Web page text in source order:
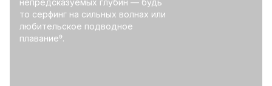
то серфинг на сильных волнах или
любительское подводное
плавание⁹.